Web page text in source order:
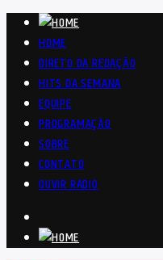
HOME
DIRETO DA REDAÇÃO
HITS DA SEMANA
EQUIPE
PROGRAMAÇÃO
SOBRE
CONTATO
OUVIR RÁDIO